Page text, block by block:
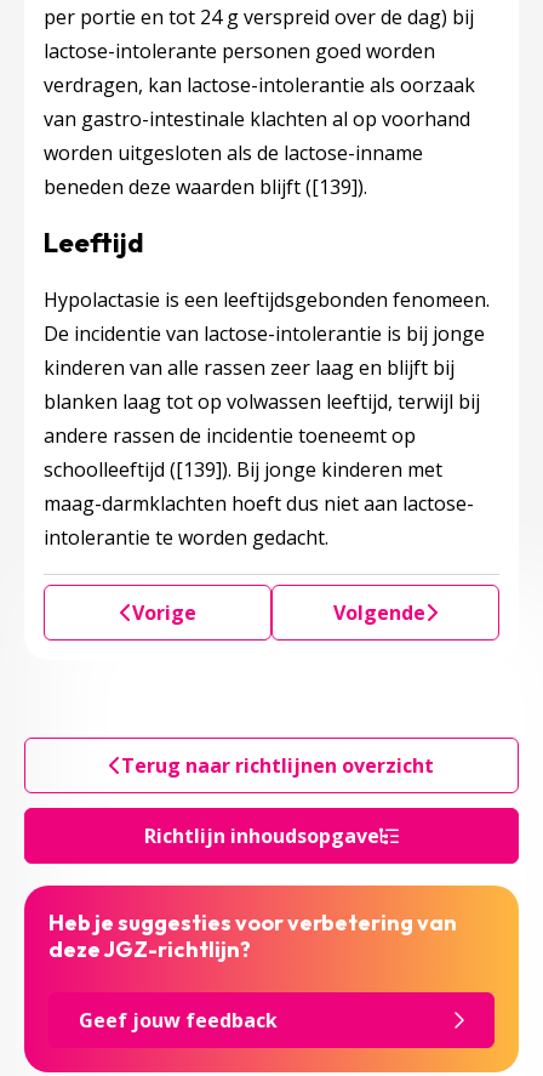
Richtlijn inhoudsopgave
per portie en tot 24 g verspreid over de dag) bij
lactose-intolerante personen goed worden
verdragen, kan lactose-intolerantie als oorzaak
van gastro-intestinale klachten al op voorhand
worden uitgesloten als de lactose-inname
beneden deze waarden blijft ([139]).
Leeftijd
Hypolactasie is een leeftijdsgebonden fenomeen.
De incidentie van lactose-intolerantie is bij jonge
kinderen van alle rassen zeer laag en blijft bij
blanken laag tot op volwassen leeftijd, terwijl bij
andere rassen de incidentie toeneemt op
schoolleeftijd ([139]). Bij jonge kinderen met
maag-darmklachten hoeft dus niet aan lactose-
intolerantie te worden gedacht.
Vorige Volgende
Terug naar richtlijnen overzicht
Heb je suggesties voor verbetering van
deze JGZ-richtlijn?
Geef jouw feedback